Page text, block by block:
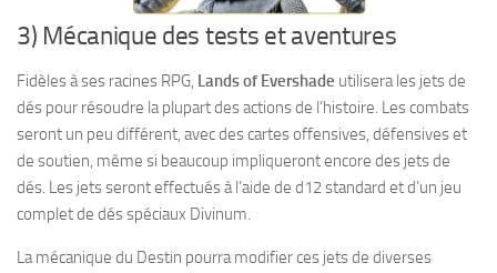
3) Mécanique des tests et aventures
Fidèles à ses racines RPG, Lands of Evershade utilisera les jets de
dés pour résoudre la plupart des actions de l’histoire. Les combats
seront un peu différent, avec des cartes offensives, défensives et
de soutien, même si beaucoup impliqueront encore des jets de
dés. Les jets seront effectués à l’aide de d12 standard et d’un jeu
complet de dés spéciaux Divinum.
La mécanique du Destin pourra modifier ces jets de diverses